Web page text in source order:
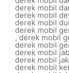
derek mobil
derek mobil
derek mobil
derek mobil
, derek mobil
derek mobil
derek mobil
derek mobil
derek mobil